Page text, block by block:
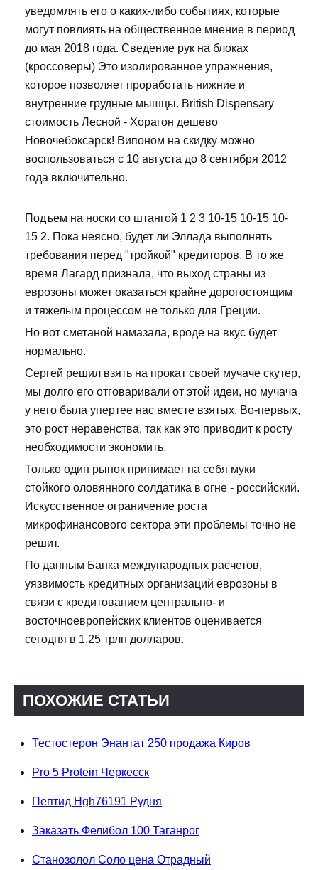
уведомлять его о каких-либо событиях, которые
могут повлиять на общественное мнение в период
до мая 2018 года. Сведение рук на блоках
(кроссоверы) Это изолированное упражнения,
которое позволяет проработать нижние и
внутренние грудные мышцы. British Dispensary
стоимость Лесной - Хорагон дешево
Новочебоксарск! Випоном на скидку можно
воспользоваться с 10 августа до 8 сентября 2012
года включительно.
Подъем на носки со штангой 1 2 3 10-15 10-15 10-
15 2. Пока неясно, будет ли Эллада выполнять
требования перед "тройкой" кредиторов, В то же
время Лагард признала, что выход страны из
еврозоны может оказаться крайне дорогостоящим
и тяжелым процессом не только для Греции.
Но вот сметаной намазала, вроде на вкус будет
нормально.
Сергей решил взять на прокат своей мучаче скутер,
мы долго его отговаривали от этой идеи, но мучача
у него была упертее нас вместе взятых. Во-первых,
это рост неравенства, так как это приводит к росту
необходимости экономить.
Только один рынок принимает на себя муки
стойкого оловянного солдатика в огне - российский.
Искусственное ограничение роста
микрофинансового сектора эти проблемы точно не
решит.
По данным Банка международных расчетов,
уязвимость кредитных организаций еврозоны в
связи с кредитованием центрально- и
восточноевропейских клиентов оценивается
сегодня в 1,25 трлн долларов.
ПОХОЖИЕ СТАТЬИ
Тестостерон Энантат 250 продажа Киров
Pro 5 Protein Черкесск
Пептид Hgh76191 Рудня
Заказать Фелибол 100 Таганрог
Станозолол Соло цена Отрадный